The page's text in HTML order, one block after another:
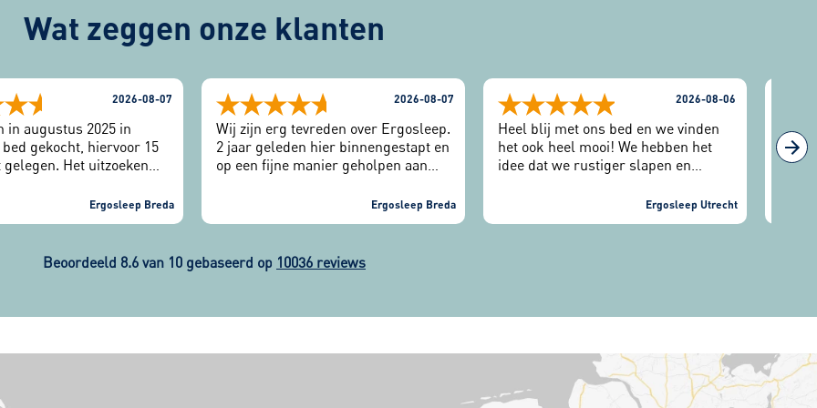
Wat zeggen onze klanten
2026-08-07
in augustus 2025 in
gekocht, hiervoor 15
Het uitzoeken
Na een paar
wij 1
bijna 1 jaar doe ik nu
nadien.
Ergosleep Breda
2026-08-07
Wij zijn erg tevreden over Ergosleep.
2 jaar geleden hier binnengestapt en
op een fijne manier geholpen aan
weer een nieuwe slaaptest gedaan.
Hiervoor hadden we een uitnodiging
wij zijn erg tevreden en raden deze
zaak ten zeerste aan.
Ergosleep Breda
2026-08-06
Heel blij met ons bed en we vinden
het ook heel mooi! We hebben het
idee dat we rustiger slapen en
vriendelijk ontvangen en alles
verliep gewoon helemaal goed in de
Ergosleep Utrecht
We
Beoordeeld 8.6 van 10 gebaseerd op 10036 reviews